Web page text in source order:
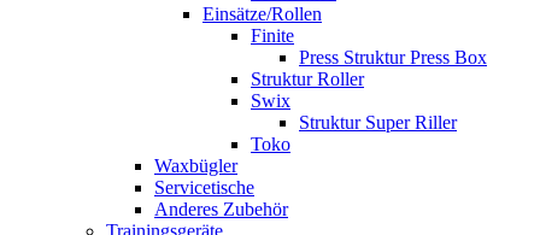
Einsätze/Rollen
Finite
Press Struktur Press Box
Struktur Roller
Swix
Struktur Super Riller
Toko
Waxbügler
Servicetische
Anderes Zubehör
Trainingsgeräte